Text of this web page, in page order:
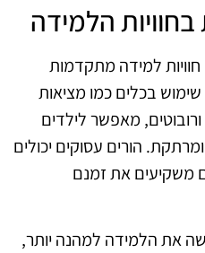
הלמידה
חוויות למידה מתקדמות
בכלים כמו מציאות
מאפשר לילדים
הורים עסוקים יכולים
משקיעים את זמנם
את הלמידה למהנה יותר,